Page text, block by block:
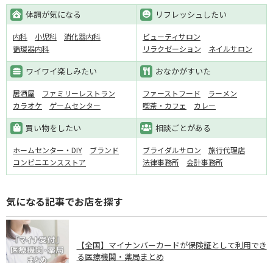
体調が気になる
内科 小児科
消化器内科
循環器内科
リフレッシュしたい
ビューティサロン
リラクゼーション
ネイルサロン
ワイワイ楽しみたい
居酒屋
ファミリーレストラン
カラオケ
ゲームセンター
おなかがすいた
ファーストフード
ラーメン
喫茶・カフェ
カレー
買い物をしたい
ホームセンター・DIY
ブランド
コンビニエンスストア
相談ごとがある
ブライダルサロン
旅行代理店
法律事務所
会計事務所
気になる記事でお店を探す
【全国】マイナンバーカードが保険証として利用でき
る医療機関・薬局まとめ